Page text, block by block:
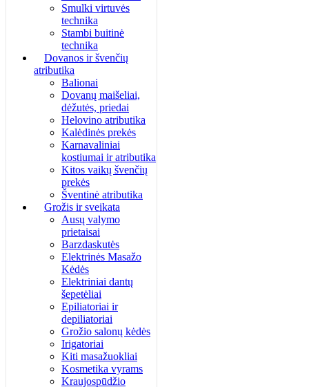
Smulki virtuvės
technika
Stambi buitinė
technika
Dovanos ir švenčių
atributika
Balionai
Dovanų maišeliai,
dėžutės, priedai
Helovino atributika
Kalėdinės prekės
Karnavaliniai
kostiumai ir atributika
Kitos vaikų švenčių
prekės
Šventinė atributika
Grožis ir sveikata
Ausų valymo
prietaisai
Barzdaskutės
Elektrinės Masažo
Kėdės
Elektriniai dantų
šepetėliai
Epiliatoriai ir
depiliatoriai
Grožio salonų kėdės
Irigatoriai
Kiti masažuokliai
Kosmetika vyrams
Kraujospūdžio